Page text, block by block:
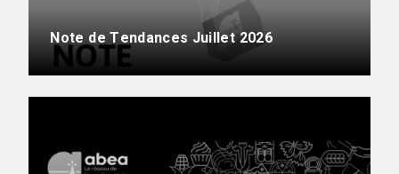
Note de Tendances Juillet 2026